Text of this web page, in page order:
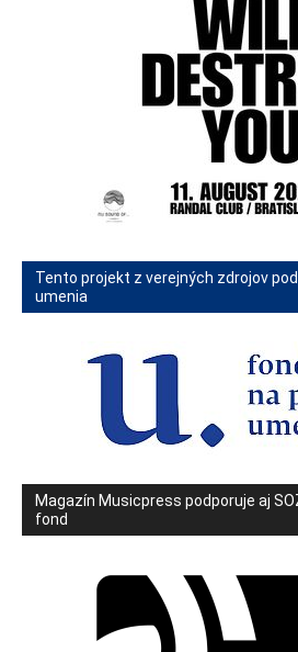
Tento projekt z verejných zdrojov
umenia
Magazín Musicpress podporuje aj
fond